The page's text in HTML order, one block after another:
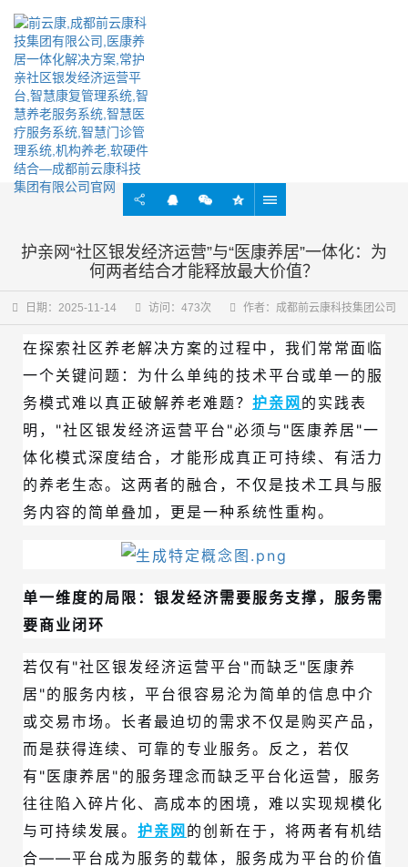
实时掌握行业最新动态资讯
护亲网“社区银发经济运营”与“医康养居”一体化：为
何两者结合才能释放最大价值？
日期：2025-11-14 访问：473次 作者：成都前云康科技集团公司
在探索社区养老解决方案的过程中，我们常常面临
一个关键问题：为什么单纯的技术平台或单一的服
务模式难以真正破解养老难题？ 护亲网 的实践表
明，"社区银发经济运营平台"必须与"医康养居"一
体化模式深度结合，才能形成真正可持续、有活力
的养老生态。这两者的融合，不仅是技术工具与服
务内容的简单叠加，更是一种系统性重构。
单一维度的局限：银发经济需要服务支撑，服务需
要商业闭环
若仅有"社区银发经济运营平台"而缺乏"医康养
居"的服务内核，平台很容易沦为简单的信息中介
或交易市场。长者最迫切的需求不仅是购买产品，
而是获得连续、可靠的专业服务。反之，若仅
有"医康养居"的服务理念而缺乏平台化运营，服务
往往陷入碎片化、高成本的困境，难以实现规模化
与可持续发展。 护亲网的创新在于，将两者有机结
合——平台成为服务的载体，服务成为平台的价值